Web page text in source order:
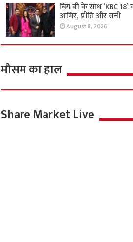
बिग बी के साथ ‘KBC
आमिर, प्रीति और सनी
August 8, 2026
मौसम का हाल
Share Market Live